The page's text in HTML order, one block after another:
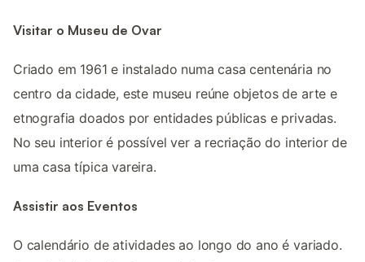
Visitar o Museu de Ovar
Criado em 1961 e instalado numa casa centenária no
centro da cidade, este museu reúne objetos de arte e
etnografia doados por entidades públicas e privadas.
No seu interior é possível ver a recriação do interior de
uma casa típica vareira.
Assistir aos Eventos
O calendário de atividades ao longo do ano é variado.